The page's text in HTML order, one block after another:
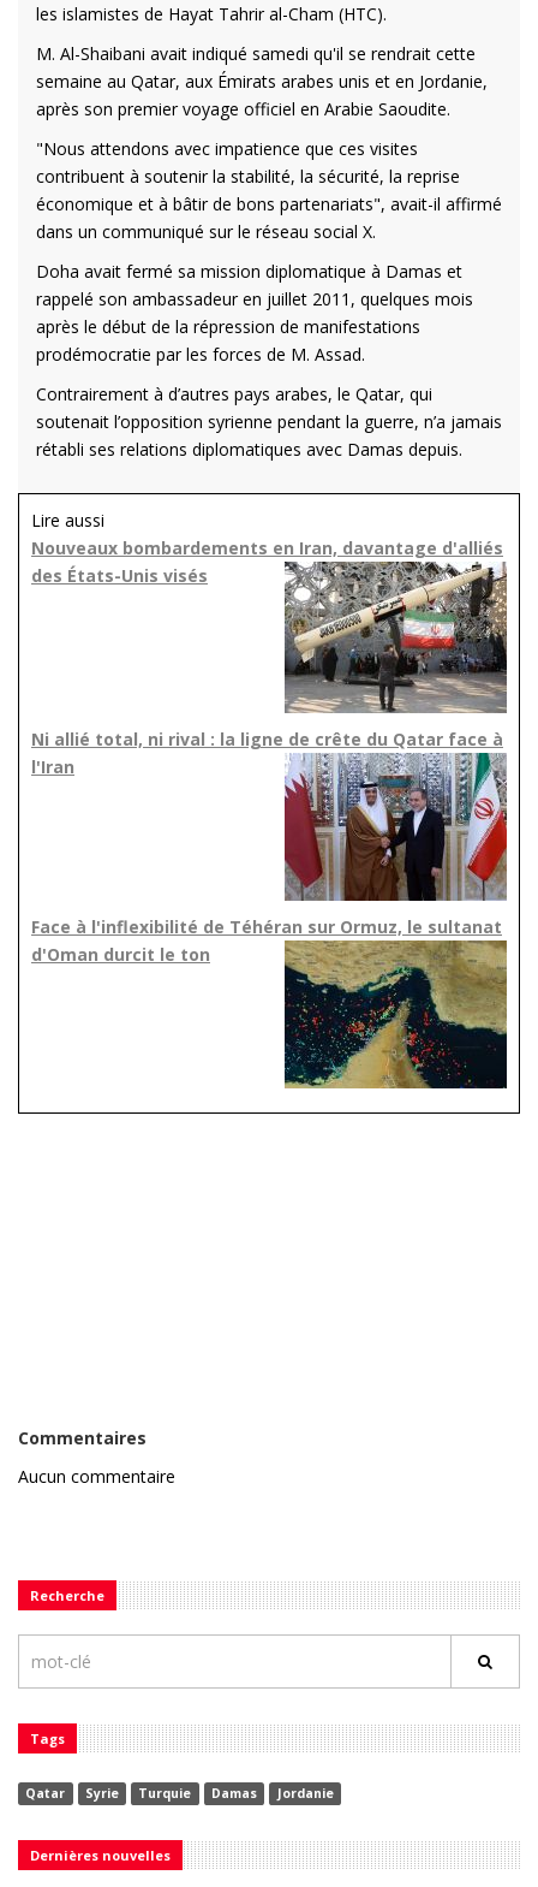
les islamistes de Hayat Tahrir al-Cham (HTC).
M. Al-Shaibani avait indiqué samedi qu'il se rendrait cette
semaine au Qatar, aux Émirats arabes unis et en Jordanie,
après son premier voyage officiel en Arabie Saoudite.
"Nous attendons avec impatience que ces visites
contribuent à soutenir la stabilité, la sécurité, la reprise
économique et à bâtir de bons partenariats", avait-il affirmé
dans un communiqué sur le réseau social X.
Doha avait fermé sa mission diplomatique à Damas et
rappelé son ambassadeur en juillet 2011, quelques mois
après le début de la répression de manifestations
prodémocratie par les forces de M. Assad.
Contrairement à d’autres pays arabes, le Qatar, qui
soutenait l’opposition syrienne pendant la guerre, n’a jamais
rétabli ses relations diplomatiques avec Damas depuis.
Lire aussi
Nouveaux bombardements en Iran, davantage d'alliés
des États-Unis visés
Ni allié total, ni rival : la ligne de crête du Qatar face à
l'Iran
Face à l'inflexibilité de Téhéran sur Ormuz, le sultanat
d'Oman durcit le ton
Commentaires
Aucun commentaire
Recherche
Tags
Qatar Syrie Turquie Damas Jordanie
Dernières nouvelles